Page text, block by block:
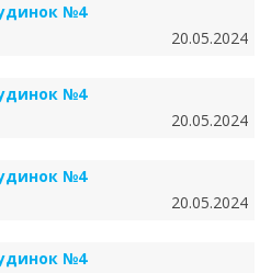
№4
20.05.2024
№4
20.05.2024
№4
20.05.2024
№4